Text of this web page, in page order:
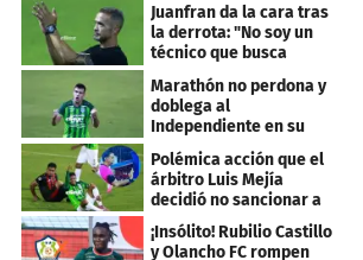
Juanfran da la cara tras
la derrota: "No soy un
técnico que busca
excusas"
Marathón no perdona y
doblega al
Independiente en su
bienvenida a primera
Polémica acción que el
árbitro Luis Mejía
decidió no sancionar a
Independiente
¡Insólito! Rubilio Castillo
y Olancho FC rompen